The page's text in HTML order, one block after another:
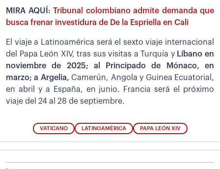
MIRA AQUÍ: Tribunal colombiano admite demanda que
busca frenar investidura de De la Espriella en Cali
El viaje a Latinoamérica será el sexto viaje internacional
del Papa León XIV, tras sus visitas a Turquía y Líbano en
noviembre de 2025; al Principado de Mónaco, en
marzo; a Argelia, Camerún, Angola y Guinea Ecuatorial,
en abril y a España, en junio. Francia será el próximo
viaje del 24 al 28 de septiembre.
VATICANO LATINOAMÉRICA PAPA LEÓN XIV